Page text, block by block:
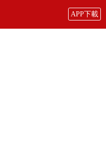
APP下載